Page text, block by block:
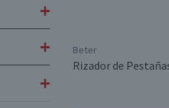
+
+
+
Beter
Rizador de